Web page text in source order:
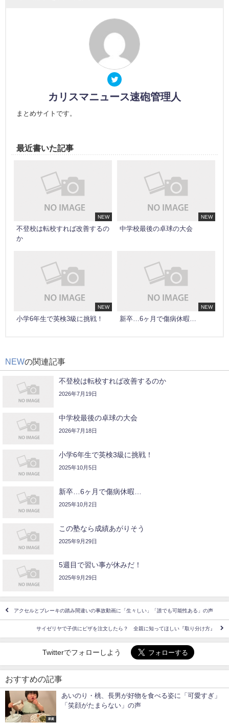
カリスマニュース速砲管理人
まとめサイトです。
最近書いた記事
NEW
不登校は転校すれば改善するの
か
NEW
中学校最後の卓球の大会
NEW
小学6年生で英検3級に挑戦！
NEW
新卒…6ヶ月で傷病休暇…
NEWの関連記事
不登校は転校すれば改善するのか
2026年7月19日
中学校最後の卓球の大会
2026年7月18日
小学6年生で英検3級に挑戦！
2025年10月5日
新卒…6ヶ月で傷病休暇…
2025年10月2日
この塾なら成績あがりそう
2025年9月29日
5週目で習い事が休みだ！
2025年9月29日
アクセルとブレーキの踏み間違いの事故動画に「生々しい」「誰でも可能性ある」の声
サイゼリヤで子供にピザを注文したら？ 全親に知ってほしい『取り分け方』
Twitterでフォローしよう
おすすめの記事
家庭
あいのり・桃、長男が好物を食べる姿に「可愛すぎ」
「笑顔がたまらない」の声